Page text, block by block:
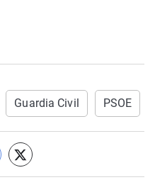
Guardia Civil PSOE